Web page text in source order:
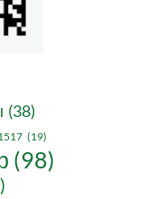
(38)
(19)
(98)